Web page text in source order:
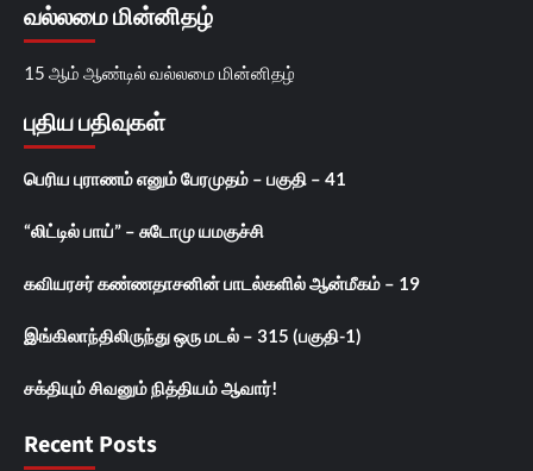
வல்லமை மின்னிதழ்
15 ஆம் ஆண்டில் வல்லமை மின்னிதழ்
புதிய பதிவுகள்
பெரிய புராணம் எனும் பேரமுதம் – பகுதி – 41
“லிட்டில் பாய்” – சுடோமு யமகுச்சி
கவியரசர் கண்ணதாசனின் பாடல்களில் ஆன்மீகம் – 19
இங்கிலாந்திலிருந்து ஒரு மடல் – 315 (பகுதி-1)
சக்தியும் சிவனும் நித்தியம் ஆவார்!
Recent Posts